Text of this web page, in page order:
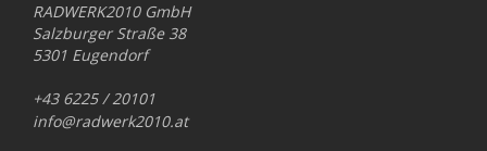
RADWERK2010 GmbH
Salzburger Straße 38
5301 Eugendorf
+43 6225 / 20101
info@radwerk2010.at